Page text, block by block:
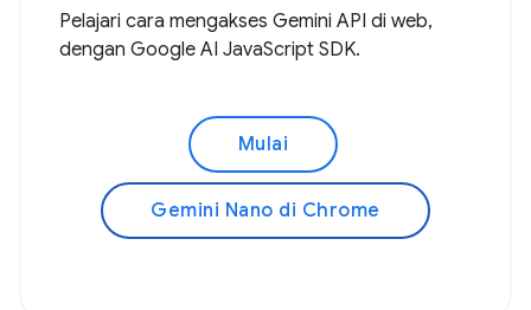
Pelajari cara mengakses Gemini API di web,
dengan Google AI JavaScript SDK.
Mulai
Gemini Nano di Chrome